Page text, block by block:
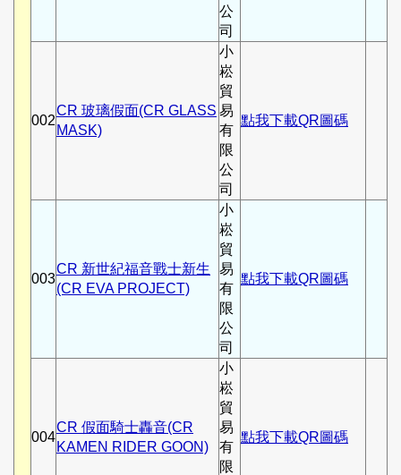
公
司
002
CR 玻璃假面(CR GLASS
MASK)
小
崧
貿
易
有
限
公
司
點我下載QR圖碼
003
CR 新世紀福音戰士新生
(CR EVA PROJECT)
小
崧
貿
易
有
限
公
司
點我下載QR圖碼
004
CR 假面騎士轟音(CR
KAMEN RIDER GOON)
小
崧
貿
易
有
限
點我下載QR圖碼